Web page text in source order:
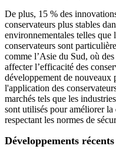
De plus, 15 % des
conservateurs plus stables
environnementales telles
conservateurs sont
comme l’Asie du Sud, où
affecter l’efficacité des
développement de nouveaux
l'application des
marchés tels que les
sont utilisés pour améliorer
respectant les normes de
Développements récents